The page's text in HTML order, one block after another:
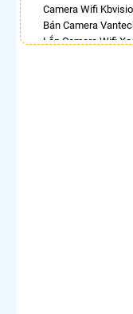
Camera Wifi
Bán Camera
Lắp Camera Wifi